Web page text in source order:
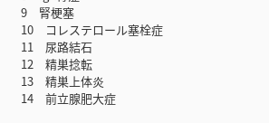
9 腎梗塞
10 コレステロール塞栓症
11 尿路結石
12 精巣捻転
13 精巣上体炎
14 前立腺肥大症